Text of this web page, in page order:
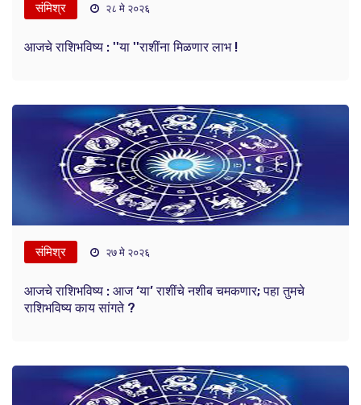
संमिश्र २८ मे २०२६
आजचे राशिभविष्य : ''या ''राशींना मिळणार लाभ !
संमिश्र २७ मे २०२६
आजचे राशिभविष्य : आज ‘या’ राशींचे नशीब चमकणार; पहा तुमचे
राशिभविष्य काय सांगते ?